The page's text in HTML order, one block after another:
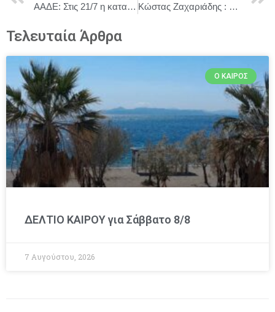
ΑΑΔΕ: Στις 21/7 η καταληκτική ημερομηνία υποβολής των φορολογικών δηλώσεων
Κώστας Ζαχαριάδης : Η μπάλα στην εξέδρα!
Τελευταία Άρθρα
Ο ΚΑΙΡΌΣ
ΔΕΛΤΙΟ ΚΑΙΡΟΥ για Σάββατο 8/8
7 Αυγούστου, 2026